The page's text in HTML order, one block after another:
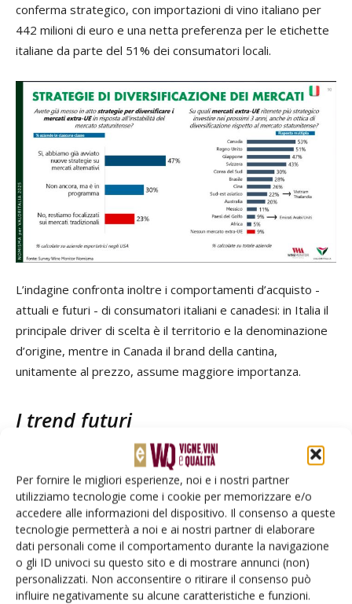
Per fornire le migliori esperienze, noi e i nostri partner
utilizziamo tecnologie come i cookie per memorizzare e/o
accedere alle informazioni del dispositivo. Il consenso a queste
tecnologie permetterà a noi e ai nostri partner di elaborare
dati personali come il comportamento durante la navigazione
o gli ID univoci su questo sito e di mostrare annunci (non)
personalizzati. Non acconsentire o ritirare il consenso può
influire negativamente su alcune caratteristiche e funzioni.
conferma strategico, con importazioni di vino italiano per
442 milioni di euro e una netta preferenza per le etichette
italiane da parte del 51% dei consumatori locali.
L’indagine confronta inoltre i comportamenti d’acquisto -
attuali e futuri - di consumatori italiani e canadesi: in Italia il
principale driver di scelta è il territorio e la denominazione
d’origine, mentre in Canada il brand della cantina,
unitamente al prezzo, assume maggiore importanza.
I trend futuri
Tra le tendenze emergenti per i prossimi tre anni, spiccano
l’interesse per vini sparkling e a bassa gradazione
alcolica, condiviso da oltre il 65% degli intervistati in
entrambi i Paesi. I consumatori canadesi mostrano inoltre
una maggiore attenzione verso rosé e mixology (74%
contro 56% degli italiani), nonché una sensibilità superiore
alle bottiglie in vetro leggero e sostenibili (78% vs 65%).